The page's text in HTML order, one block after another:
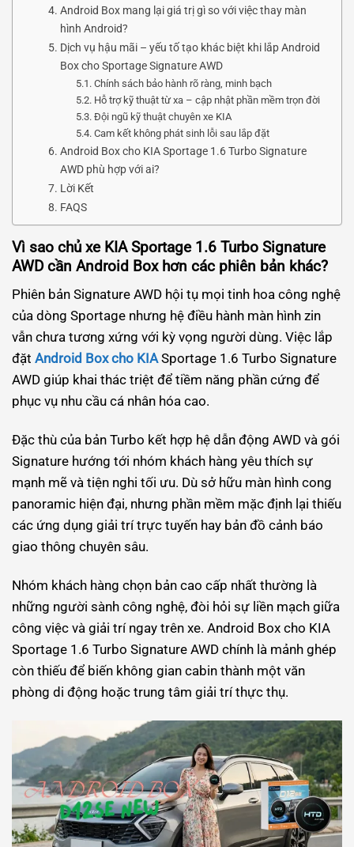
Android Box mang lại giá trị gì so với việc thay màn
hình Android?
Dịch vụ hậu mãi – yếu tố tạo khác biệt khi lắp Android
Box cho Sportage Signature AWD
Chính sách bảo hành rõ ràng, minh bạch
Hỗ trợ kỹ thuật từ xa – cập nhật phần mềm trọn đời
Đội ngũ kỹ thuật chuyên xe KIA
Cam kết không phát sinh lỗi sau lắp đặt
Android Box cho KIA Sportage 1.6 Turbo Signature
AWD phù hợp với ai?
Lời Kết
FAQS
Vì sao chủ xe KIA Sportage 1.6 Turbo Signature
AWD cần Android Box hơn các phiên bản khác?
Phiên bản Signature AWD hội tụ mọi tinh hoa công nghệ
của dòng Sportage nhưng hệ điều hành màn hình zin
vẫn chưa tương xứng với kỳ vọng người dùng. Việc lắp
đặt Android Box cho KIASportage 1.6 Turbo Signature
AWD giúp khai thác triệt để tiềm năng phần cứng để
phục vụ nhu cầu cá nhân hóa cao.
Đặc thù của bản Turbo kết hợp hệ dẫn động AWD và gói
Signature hướng tới nhóm khách hàng yêu thích sự
mạnh mẽ và tiện nghi tối ưu. Dù sở hữu màn hình cong
panoramic hiện đại, nhưng phần mềm mặc định lại thiếu
các ứng dụng giải trí trực tuyến hay bản đồ cảnh báo
giao thông chuyên sâu.
Nhóm khách hàng chọn bản cao cấp nhất thường là
những người sành công nghệ, đòi hỏi sự liền mạch giữa
công việc và giải trí ngay trên xe. Android Box cho KIA
Sportage 1.6 Turbo Signature AWD chính là mảnh ghép
còn thiếu để biến không gian cabin thành một văn
phòng di động hoặc trung tâm giải trí thực thụ.